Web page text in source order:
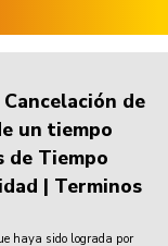
Cancelación de
un tiempo
de Tiempo
| Terminos
haya sido lograda por